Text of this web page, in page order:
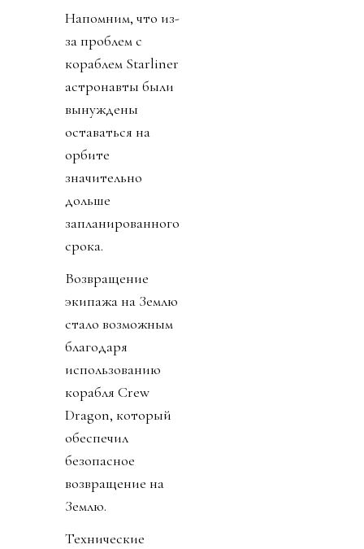
Напомним, что из-
за проблем с
кораблем Starliner
астронавты были
вынуждены
оставаться на
орбите
значительно
дольше
запланированного
срока.
Возвращение
экипажа на Землю
стало возможным
благодаря
использованию
корабля Crew
Dragon, который
обеспечил
безопасное
возвращение на
Землю.
Технические